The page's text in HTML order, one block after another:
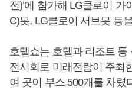
전)’에 참가해 LG클로이 가
C)봇, LG클로이 서브봇 등
호텔쇼는 호텔과 리조트
전시회로 미래전람이 주최
여 곳이 부스 500개를 차렸